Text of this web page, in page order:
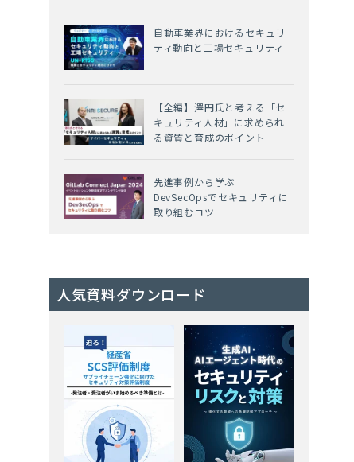
自動車業界におけるセキュリ
ティ動向と工場セキュリティ
【全編】澤円氏と考える「セ
キュリティ人材」に求められ
る資質と育成のポイント
先進事例から学ぶ
DevSecOpsでセキュリティに
取り組むコツ
人気資料ダウンロード